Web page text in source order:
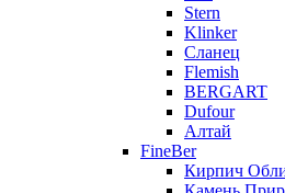
Stern
Klinker
Сланец
Flemish
BERGART
Dufour
Алтай
FineBer
Кирпич